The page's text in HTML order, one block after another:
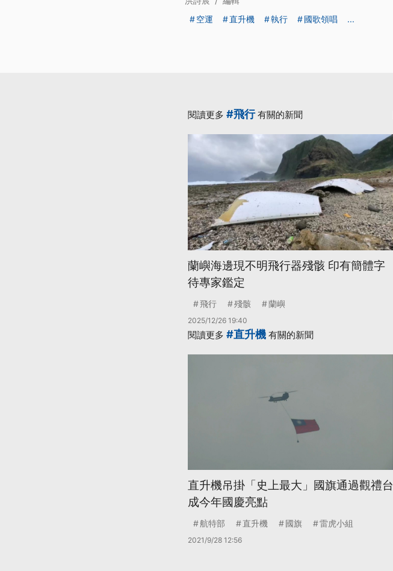
空運
直升機 執行 國歌領唱 ...
閱讀更多 #飛行有關的新聞
蘭嶼海邊現不明飛行器殘骸 印有簡體字
待專家鑑定
飛行 殘骸 蘭嶼
2025/12/26 19:40
閱讀更多 #直升機 有關的新聞
直升機吊掛「史上最大」國旗通過觀禮台
成今年國慶亮點
航特部 直升機 國旗 雷虎小組
2021/9/28 12:56